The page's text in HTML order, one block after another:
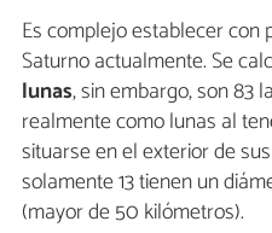
Es complejo establecer con
Saturno actualmente. Se
lunas, sin embargo, son 83
realmente como lunas al
situarse en el exterior de
solamente 13 tienen un
(mayor de 50 kilómetros).